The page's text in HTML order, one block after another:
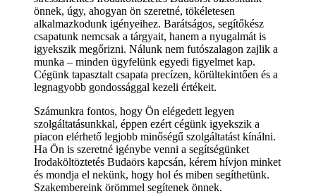
önnek, úgy, ahogyan ön szeretné, tökéletesen
alkalmazkodunk igényeihez. Barátságos, segítőkész
csapatunk nemcsak a tárgyait, hanem a nyugalmát is
igyekszik megőrizni. Nálunk nem futószalagon zajlik a
munka – minden ügyfelünk egyedi figyelmet kap.
Cégünk tapasztalt csapata precízen, körültekintően és a
legnagyobb gondossággal kezeli értékeit.
Számunkra fontos, hogy Ön elégedett legyen
szolgáltatásunkkal, éppen ezért cégünk igyekszik a
piacon elérhető legjobb minőségű szolgáltatást kínálni.
Ha Ön is szeretné igénybe venni a segítségünket
Irodaköltöztetés Budaörs kapcsán, kérem hívjon minket
és mondja el nekünk, hogy hol és miben segíthetünk.
Szakembereink örömmel segítenek önnek.